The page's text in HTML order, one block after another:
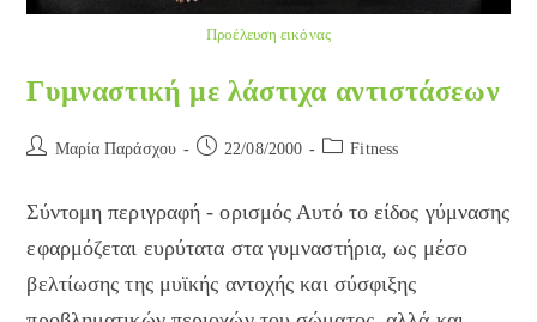
Προέλευση εικόνας
Γυμναστική με λάστιχα αντιστάσεων
Post Μαρία Παράσχου
Post 22/08/2000
PostFitness
Σύντομη περιγραφή - ορισμός Αυτό το είδος γύμνασης
εφαρμόζεται ευρύτατα στα γυμναστήρια, ως μέσο
βελτίωσης της μυϊκής αντοχής και σύσφιξης